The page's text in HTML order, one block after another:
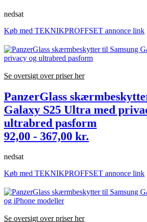
nedsat
Køb med TEKNIKPROFFSET annonce link
Se oversigt over priser her
PanzerGlass
Galaxy S25 Ultra med
ultrabred pasform
92,00 - 367,00 kr.
nedsat
Køb med TEKNIKPROFFSET annonce link
Se oversigt over priser her